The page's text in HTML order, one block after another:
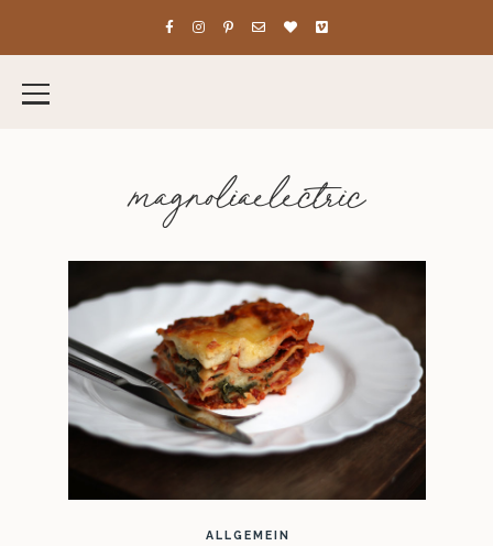
magnoliaelectric
ALLGEMEIN